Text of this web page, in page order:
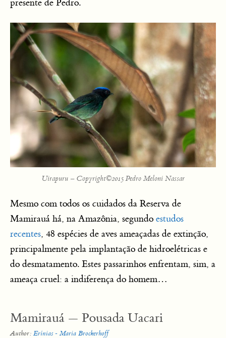
presente de Pedro.
Uirapuru – Copyright©2015 Pedro Meloni Nassar
Mesmo com todos os cuidados da Reserva de
Mamirauá há, na Amazônia, segundo estudos
recentes, 48 espécies de aves ameaçadas de extinção,
principalmente pela implantação de hidroelétricas e
do desmatamento. Estes passarinhos enfrentam, sim, a
ameaça cruel: a indiferença do homem…
Mamirauá — Pousada Uacari
Author: Erínias - Maria Brockerhoff